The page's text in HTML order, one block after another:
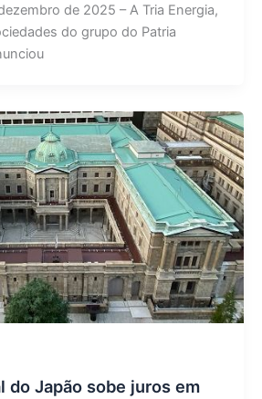
de 2025 – A Tria Energia,
do grupo do Patria
do Japão sobe juros em